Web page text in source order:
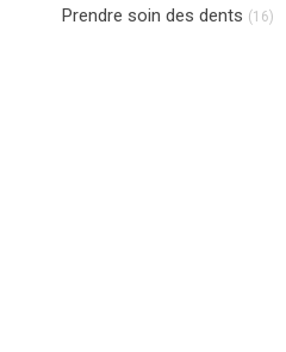
Prendre soin des dents (16)